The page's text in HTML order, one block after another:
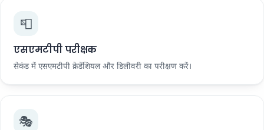
📮
एसएमटीपी परीक्षक
सेकंड में एसएमटीपी क्रेडेंशियल और डिलीवरी का परीक्षण करें।
🎭